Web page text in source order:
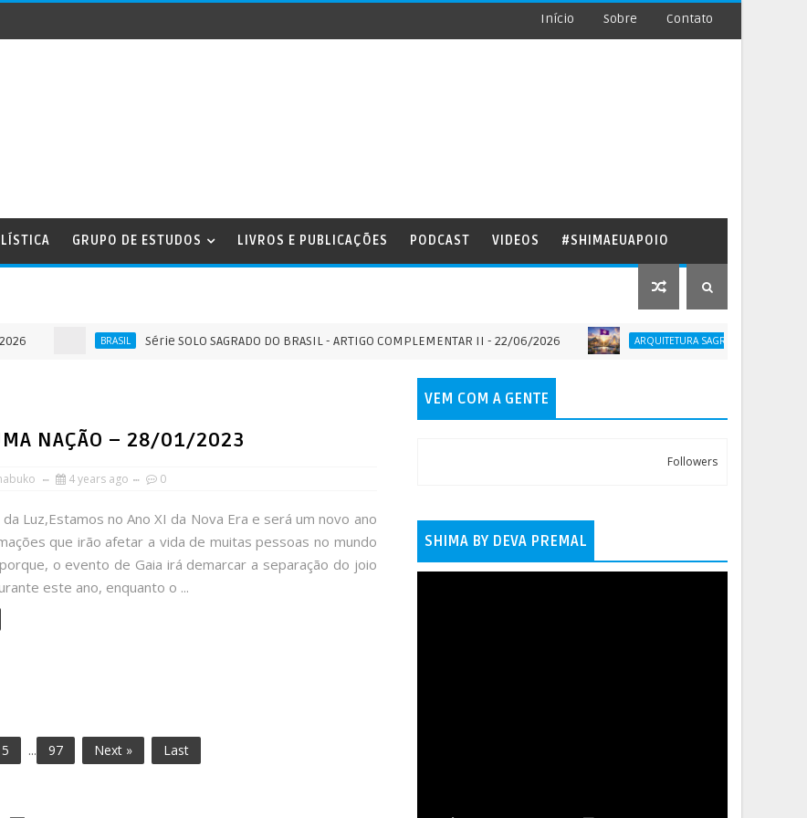
Início Sobre Contato
GRUPO DE ESTUDOS LIVROS E PUBLICAÇÕES PODCAST VIDEOS #SHIMAEUAPOIO
Série SOLO SAGRADO DO BRASIL - ARTIGO COMPLEMENTAR II - 22/06/2026 ARQUITETURA SAGRADA Série SOLO
NAÇÃO – 28/01/2023
4 years ago 0
da Luz,Estamos no Ano XI da Nova Era e será um novo ano
que irão afetar a vida de muitas pessoas no mundo
o evento de Gaia irá demarcar a separação do joio
este ano, enquanto o ...
5 ... 97 Next » Last
VEM COM A GENTE
Followers
SHIMA BY DEVA PREMAL